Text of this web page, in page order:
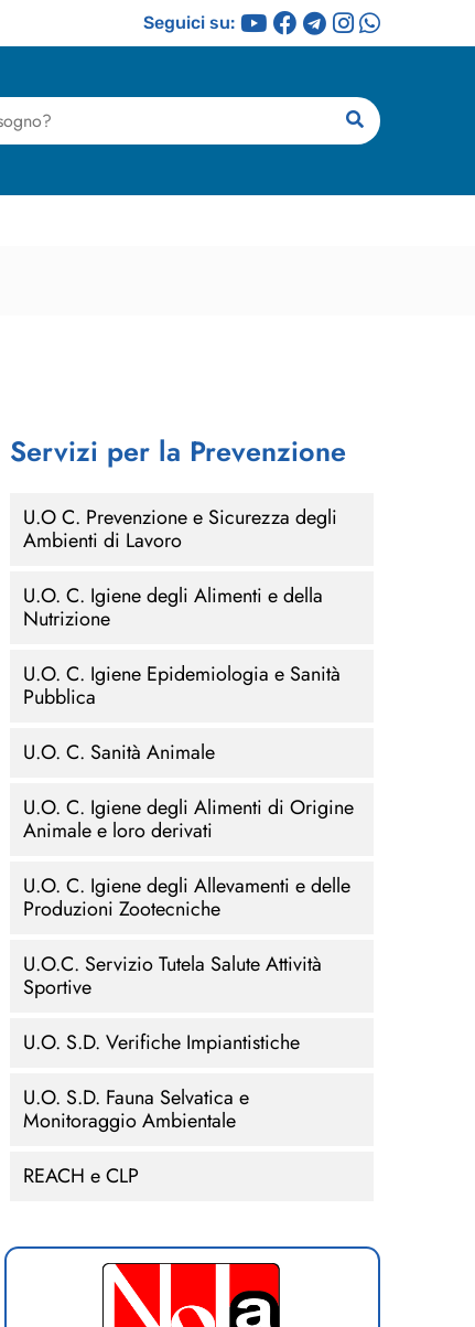
Seguici su:
ricerca
Servizi per la Prevenzione
U.O C. Prevenzione e Sicurezza degli
Ambienti di Lavoro
U.O. C. Igiene degli Alimenti e della
Nutrizione
U.O. C. Igiene Epidemiologia e Sanità
Pubblica
U.O. C. Sanità Animale
U.O. C. Igiene degli Alimenti di Origine
Animale e loro derivati
U.O. C. Igiene degli Allevamenti e delle
Produzioni Zootecniche
U.O.C. Servizio Tutela Salute Attività
Sportive
U.O. S.D. Verifiche Impiantistiche
U.O. S.D. Fauna Selvatica e
Monitoraggio Ambientale
REACH e CLP